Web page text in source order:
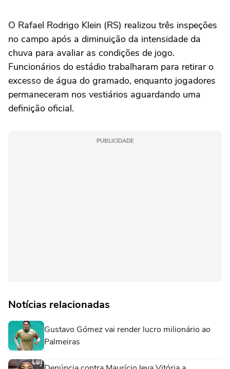
O Rafael Rodrigo Klein (RS) realizou três inspeções
no campo após a diminuição da intensidade da
chuva para avaliar as condições de jogo.
Funcionários do estádio trabalharam para retirar o
excesso de água do gramado, enquanto jogadores
permaneceram nos vestiários aguardando uma
definição oficial.
PUBLICIDADE
Notícias relacionadas
Gustavo Gómez vai render lucro milionário ao
Palmeiras